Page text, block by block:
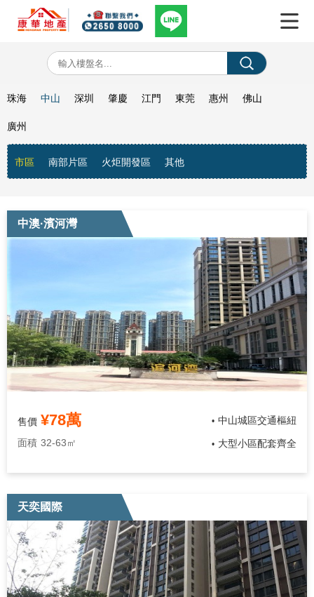
珠海 中山
市區 南部片區 火炬開發區 其他
深圳 肇慶 江門 東莞 惠州 佛山
廣州
中澳·濱河灣
售價 ¥78萬
面積 32-63㎡
• 中山城區交通樞紐
• 大型小區配套齊全
天奕國際